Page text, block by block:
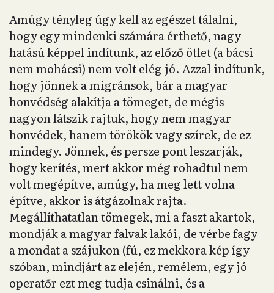
Amúgy tényleg úgy kell az egészet tálalni,
hogy egy mindenki számára érthető, nagy
hatású képpel indítunk, az előző ötlet (a bácsi
nem mohácsi) nem volt elég jó. Azzal indítunk,
hogy jönnek a migránsok, bár a magyar
honvédség alakítja a tömeget, de mégis
nagyon látszik rajtuk, hogy nem magyar
honvédek, hanem törökök vagy szírek, de ez
mindegy. Jönnek, és persze pont leszarják,
hogy kerítés, mert akkor még rohadtul nem
volt megépítve, amúgy, ha meg lett volna
építve, akkor is átgázolnak rajta.
Megállíthatatlan tömegek, mi a faszt akartok,
mondják a magyar falvak lakói, de vérbe fagy
a mondat a szájukon (fú, ez mekkora kép így
szóban, mindjárt az elején, remélem, egy jó
operatőr ezt meg tudja csinálni, és a